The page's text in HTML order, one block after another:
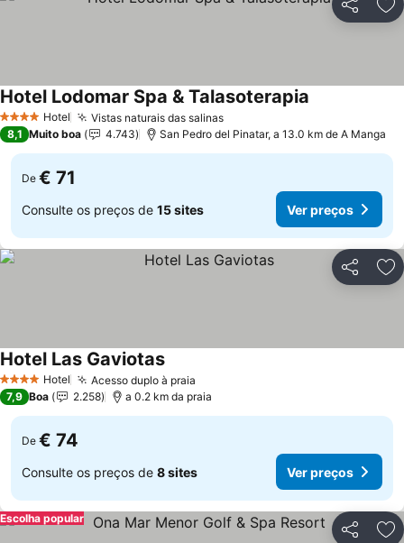
Partilhar
4 EstrelasHotel Vistas naturais das salinas
Hotel Lodomar Spa & Talasoterapia
8,1 Muito boa 4.743 San Pedro del Pinatar, a 13.0 km de A Manga
De € 71
Consulte os preços de 15 sites Ver preços
Partilhar
4 EstrelasHotel Acesso duplo à praia
Hotel Las Gaviotas
7,9 Boa 2.258 a 0.2 km da praia
De € 74
Consulte os preços de 8 sites Ver preços
Partilhar
Escolha popular